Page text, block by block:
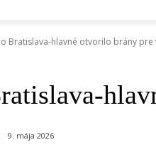
Bratislava-hlavné otvorilo brány pre
9. mája 2026